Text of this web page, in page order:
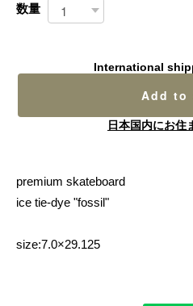
数量
International
Add to
日本国内にお住
premium skateboard
ice tie-dye "fossil"
size:7.0×29.125